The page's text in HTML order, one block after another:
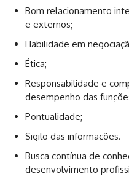
Bom relacionamento
e externos;
Habilidade em
Ética;
Responsabilidade e
desempenho das
Pontualidade;
Sigilo das informações.
Busca contínua de
desenvolvimento